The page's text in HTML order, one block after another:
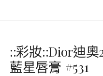
::彩妝::Dior迪奧
藍星唇膏 #531